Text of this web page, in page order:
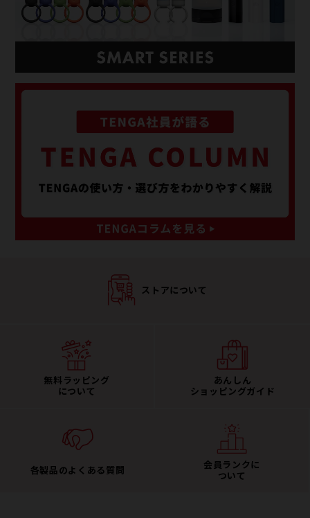
ストアについて
無料ラッピング
について
あんしん
ショッピングガイド
各製品のよくある質問
会員ランクに
ついて